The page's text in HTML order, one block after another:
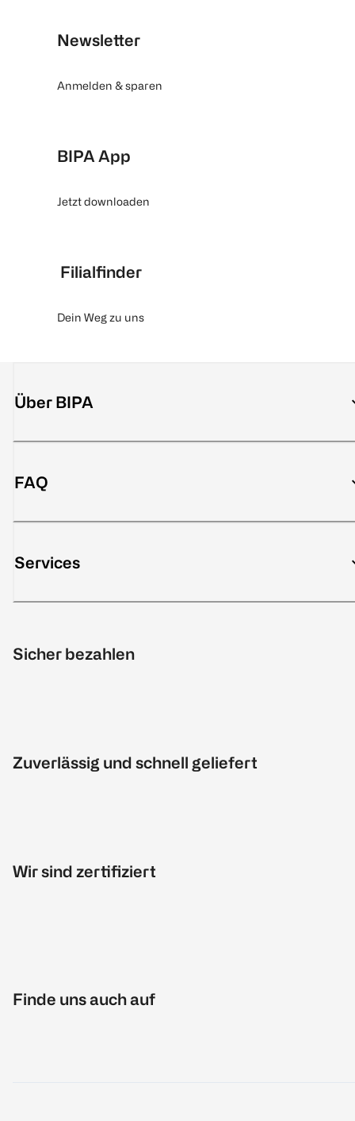
Newsletter
Anmelden & sparen
BIPA App
Jetzt downloaden
Filialfinder
Dein Weg zu uns
Über BIPA
FAQ
Services
Sicher bezahlen
Zuverlässig und schnell geliefert
Wir sind zertifiziert
Finde uns auch auf